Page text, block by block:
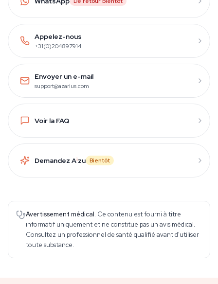
Appelez-nous
+31(0)204897914
Envoyer un e-mail
support@azarius.com
Voir la FAQ
Demandez Aizu Bientôt
Avertissement médical. Ce contenu est fourni à titre
informatif uniquement et ne constitue pas un avis médical.
Consultez un professionnel de santé qualifié avant d'utiliser
toute substance.